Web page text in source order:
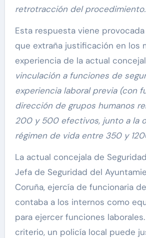
retrotracción del procedimiento.
Esta respuesta viene
que extraña justificación en los
experiencia de la actual
vinculación a funciones de
experiencia laboral previa (con
dirección de grupos humanos
200 y 500 efectivos, junto a la
régimen de vida entre 350 y
La actual concejala de
Jefa de Seguridad del
Coruña, ejercía de funcionaria
contaba a los internos como
para ejercer funciones
criterio, un policía local puede